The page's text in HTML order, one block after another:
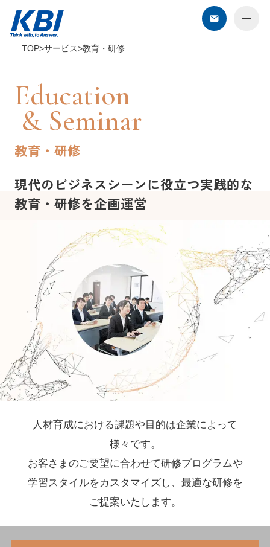
サービス
コンタクトセンター
セールスプロモーション
教育・研修
建築・環境・調査
エネルギー企業さま向けサービス
導入実績
お知らせ
コラム
採用情報
TOP サービス 教育・研修
Education
& Seminar
教育・研修
現代の ビジネスシーンに役立つ実践的な
教育・ 研修を企画運営
人材育成における課題や 目的は企業に よって
様々です。
お客さまのご要望に合わせて研修プログラムや
学習スタイルをカスタマイズし、 最適な研修を
ご提案いたします。